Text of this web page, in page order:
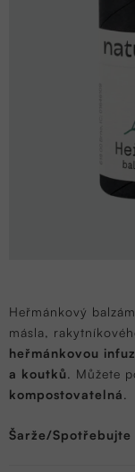
Heřmánkový
másla,
heřmánkovou
a koutků. Můžete
kompostovatelná.
Šarže/